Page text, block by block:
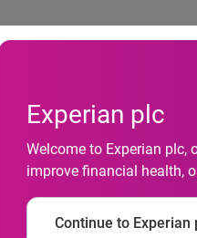
Experian plc
Welcome to Experian plc,
improve financial health,
Continue to Experian